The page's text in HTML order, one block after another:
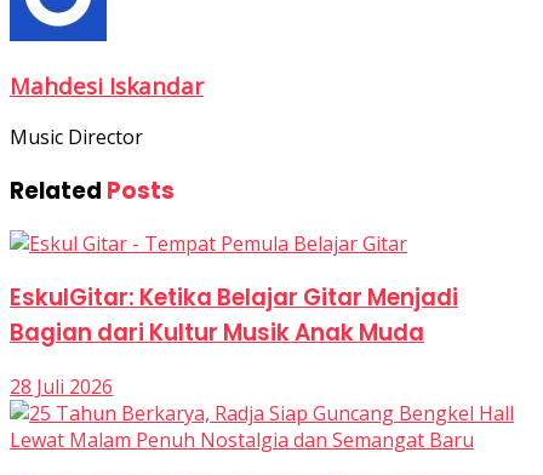
Mahdesi Iskandar
Music Director
Related Posts
EskulGitar: Ketika Belajar Gitar Menjadi
Bagian dari Kultur Musik Anak Muda
28 Juli 2026